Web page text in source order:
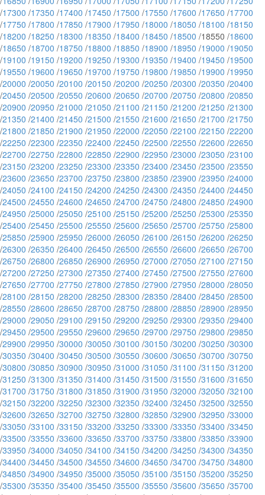
/17300 /17350 /17400 /17450 /17500 /17550 /17600 /17650 /17700
/17750 /17800 /17850 /17900 /17950 /18000 /18050 /18100 /18150
/18200 /18250 /18300 /18350 /18400 /18450 /18500 /18550 /18600
/18650 /18700 /18750 /18800 /18850 /18900 /18950 /19000 /19050
/19100 /19150 /19200 /19250 /19300 /19350 /19400 /19450 /19500
/19550 /19600 /19650 /19700 /19750 /19800 /19850 /19900 /19950
/20000 /20050 /20100 /20150 /20200 /20250 /20300 /20350 /20400
/20450 /20500 /20550 /20600 /20650 /20700 /20750 /20800 /20850
/20900 /20950 /21000 /21050 /21100 /21150 /21200 /21250 /21300
/21350 /21400 /21450 /21500 /21550 /21600 /21650 /21700 /21750
/21800 /21850 /21900 /21950 /22000 /22050 /22100 /22150 /22200
/22250 /22300 /22350 /22400 /22450 /22500 /22550 /22600 /22650
/22700 /22750 /22800 /22850 /22900 /22950 /23000 /23050 /23100
/23150 /23200 /23250 /23300 /23350 /23400 /23450 /23500 /23550
/23600 /23650 /23700 /23750 /23800 /23850 /23900 /23950 /24000
/24050 /24100 /24150 /24200 /24250 /24300 /24350 /24400 /24450
/24500 /24550 /24600 /24650 /24700 /24750 /24800 /24850 /24900
/24950 /25000 /25050 /25100 /25150 /25200 /25250 /25300 /25350
/25400 /25450 /25500 /25550 /25600 /25650 /25700 /25750 /25800
/25850 /25900 /25950 /26000 /26050 /26100 /26150 /26200 /26250
/26300 /26350 /26400 /26450 /26500 /26550 /26600 /26650 /26700
/26750 /26800 /26850 /26900 /26950 /27000 /27050 /27100 /27150
/27200 /27250 /27300 /27350 /27400 /27450 /27500 /27550 /27600
/27650 /27700 /27750 /27800 /27850 /27900 /27950 /28000 /28050
/28100 /28150 /28200 /28250 /28300 /28350 /28400 /28450 /28500
/28550 /28600 /28650 /28700 /28750 /28800 /28850 /28900 /28950
/29000 /29050 /29100 /29150 /29200 /29250 /29300 /29350 /29400
/29450 /29500 /29550 /29600 /29650 /29700 /29750 /29800 /29850
/29900 /29950 /30000 /30050 /30100 /30150 /30200 /30250 /30300
/30350 /30400 /30450 /30500 /30550 /30600 /30650 /30700 /30750
/30800 /30850 /30900 /30950 /31000 /31050 /31100 /31150 /31200
/31250 /31300 /31350 /31400 /31450 /31500 /31550 /31600 /31650
/31700 /31750 /31800 /31850 /31900 /31950 /32000 /32050 /32100
/32150 /32200 /32250 /32300 /32350 /32400 /32450 /32500 /32550
/32600 /32650 /32700 /32750 /32800 /32850 /32900 /32950 /33000
/33050 /33100 /33150 /33200 /33250 /33300 /33350 /33400 /33450
/33500 /33550 /33600 /33650 /33700 /33750 /33800 /33850 /33900
/33950 /34000 /34050 /34100 /34150 /34200 /34250 /34300 /34350
/34400 /34450 /34500 /34550 /34600 /34650 /34700 /34750 /34800
/34850 /34900 /34950 /35000 /35050 /35100 /35150 /35200 /35250
/35300 /35350 /35400 /35450 /35500 /35550 /35600 /35650 /35700